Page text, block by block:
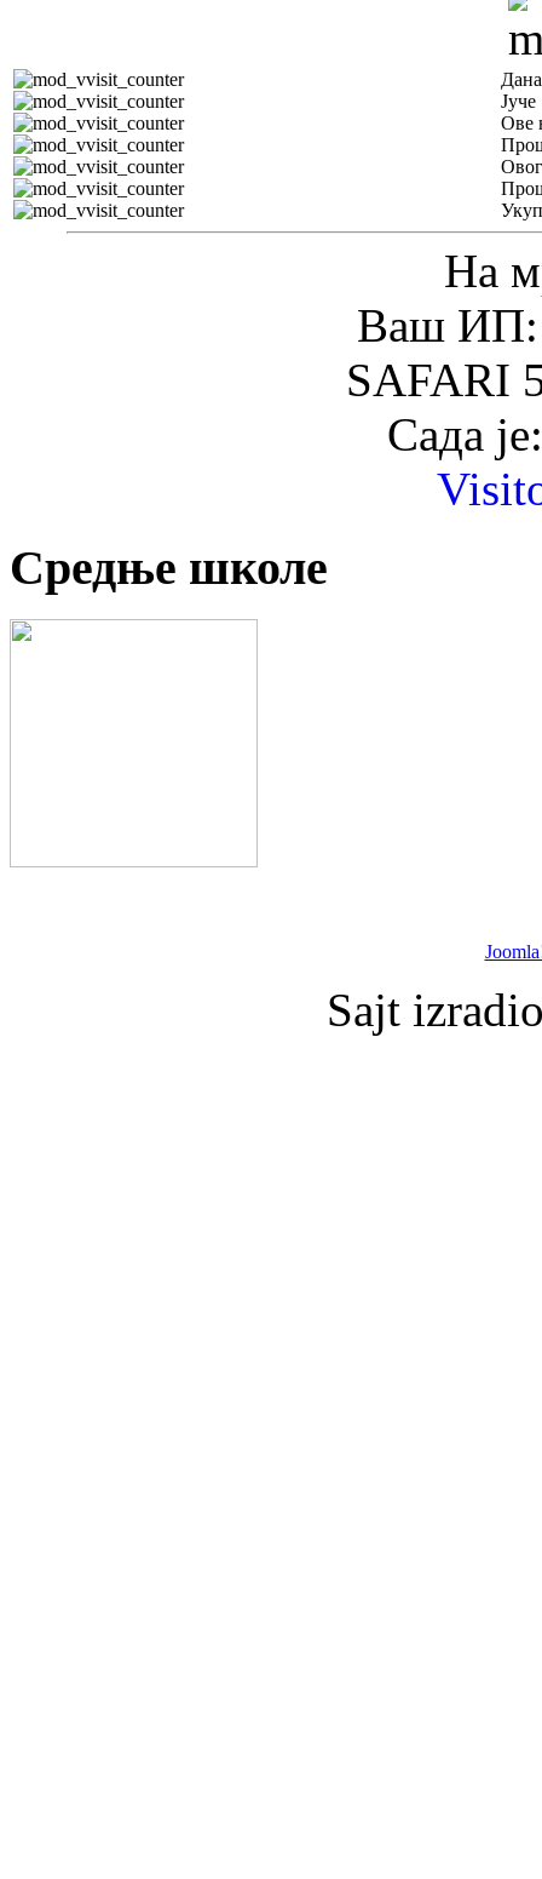
Јуче
Ове
На
Ваш ИП:
SAFARI
Сада
Средње школе
Sajt